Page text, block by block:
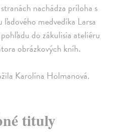
nachádza príloha s
medvedíka Larsa
do zákulisia ateliéru
obrázkových kníh.
Karolína Holmanová.
tituly